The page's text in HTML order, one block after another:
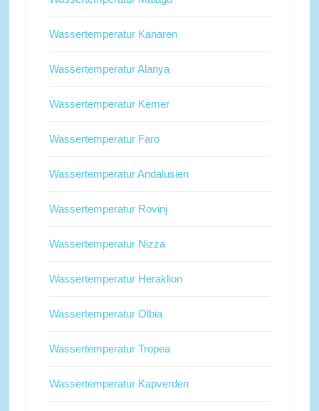
Wassertemperatur Kanaren
Wassertemperatur Alanya
Wassertemperatur Kemer
Wassertemperatur Faro
Wassertemperatur Andalusien
Wassertemperatur Rovinj
Wassertemperatur Nizza
Wassertemperatur Heraklion
Wassertemperatur Olbia
Wassertemperatur Tropea
Wassertemperatur Kapverden